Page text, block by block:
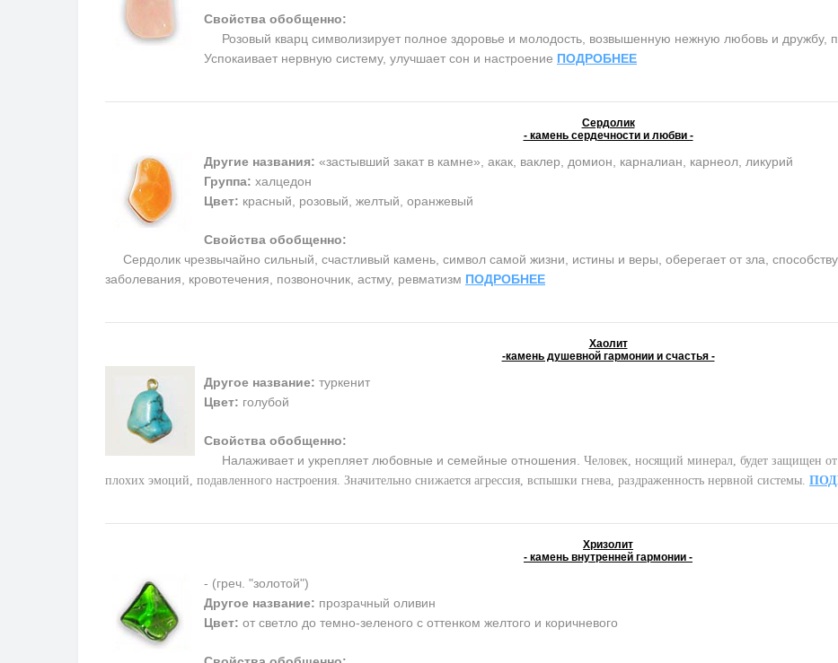
Свойства обобщенно:
Розовый кварц символизирует полное здоровье и молодость, возвышенную нежную любовь и дружбу,
Успокаивает нервную систему, улучшает сон и настроение ПОДРОБНЕЕ
Сердолик
- камень сердечности и любви -
Другие названия: «застывший закат в камне», акак, ваклер, домион, карналиан, карнеол, ликурий
Группа: халцедон
Цвет: красный, розовый, желтый, оранжевый
Свойства обобщенно:
Сердолик чрезвычайно сильный, счастливый камень, символ самой жизни, истины и веры, оберегает от зла,
заболевания, кровотечения, позвоночник, астму, ревматизм ПОДРОБНЕЕ
Хаолит
-камень душевной гармонии и счастья -
Другое название: туркенит
Цвет: голубой
Свойства обобщенно:
Налаживает и укрепляет любовные и семейные отношения. Человек, носящий минерал, будет защищен от
плохих эмоций, подавленного настроения. Значительно снижается агрессия, вспышки гнева, раздраженность нервной системы.
Хризолит
- камень внутренней гармонии -
- (греч. "золотой")
Другое название: прозрачный оливин
Цвет: от светло до темно-зеленого с оттенком желтого и коричневого